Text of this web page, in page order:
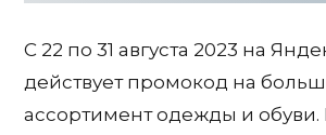
С 22 по 31 августа 2023 на
действует промокод на
ассортимент одежды и